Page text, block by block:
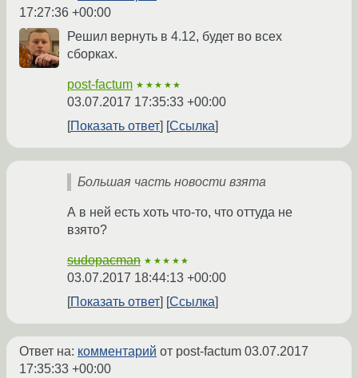
17:27:36 +00:00
Решил вернуть в 4.12, будет во всех
сборках.
post-factum ★★★★★
03.07.2017 17:35:33 +00:00
Показать ответ
Ссылка
Большая часть новости взята
А в ней есть хоть что-то, что оттуда не
взято?
sudopacman ★★★★★
03.07.2017 18:44:13 +00:00
Показать ответ
Ссылка
Ответ на: комментарий от post-factum 03.07.2017
17:35:33 +00:00